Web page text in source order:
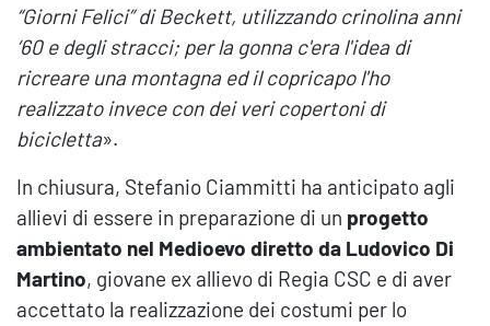
“Giorni Felici” di Beckett, utilizzando crinolina anni
‘60 e degli stracci; per la gonna c'era l'idea di
ricreare una montagna ed il copricapo l'ho
realizzato invece con dei veri copertoni di
bicicletta».
In chiusura, Stefanio Ciammitti ha anticipato agli
allievi di essere in preparazione di un progetto
ambientato nel Medioevo diretto da Ludovico Di
Martino, giovane ex allievo di Regia CSC e di aver
accettato la realizzazione dei costumi per lo